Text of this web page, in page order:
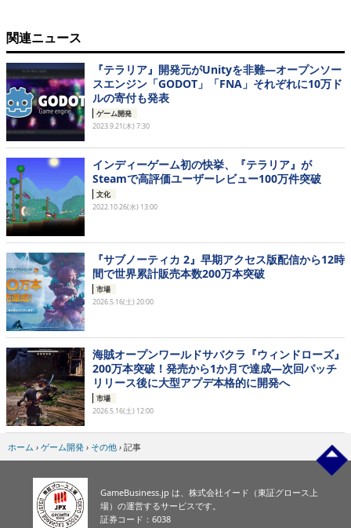
関連ニュース
『テラリア』開発元がUnityを非難―オープンソー
スエンジン「GODOT」「FNA」それぞれに10万ド
ルの寄付も発表
ゲーム開発
2023.9.21(木) 7:30
インディーゲーム初の快挙、『テラリア』が
Steamで高評価ユーザーレビュー100万件突破
文化
2022.10.26(水) 13:00
『サブノーティカ 2』早期アクセス版配信から12時
間で世界累計販売本数200万本突破
市場
2026.5.16(土) 20:00
海賊オープンワールドサバクラ『ウィンドローズ』
200万本突破！発売から1か月で達成―次回パッチ
リリース後に大型アプデ本格的に開発へ
市場
2026.5.16(土) 12:00
ホーム › ゲーム開発 › その他 › 記事
GameBusiness.jp は、株式会社イード（東証グロース上
場）の運営するサービスです。
証券コード：6038